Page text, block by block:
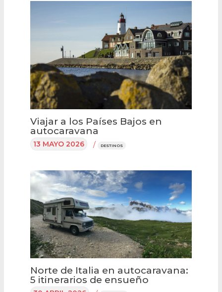
Viajar a los Países Bajos en
autocaravana
13 MAYO 2026 / DESTINOS
Norte de Italia en autocaravana:
5 itinerarios de ensueño